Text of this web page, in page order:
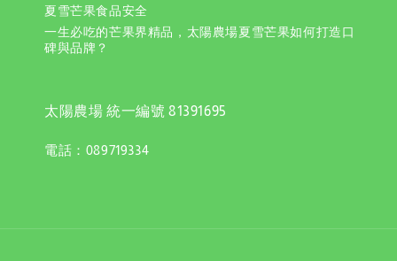
夏雪芒果食品安全
一生必吃的芒果界精品，太陽農場夏雪芒果如何打造口
碑與品牌？
太陽農場 統一編號 81391695
電話：089719334